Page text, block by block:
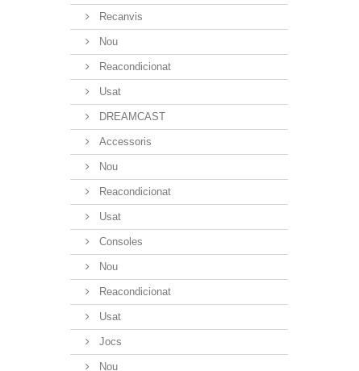
Recanvis
Nou
Reacondicionat
Usat
DREAMCAST
Accessoris
Nou
Reacondicionat
Usat
Consoles
Nou
Reacondicionat
Usat
Jocs
Nou